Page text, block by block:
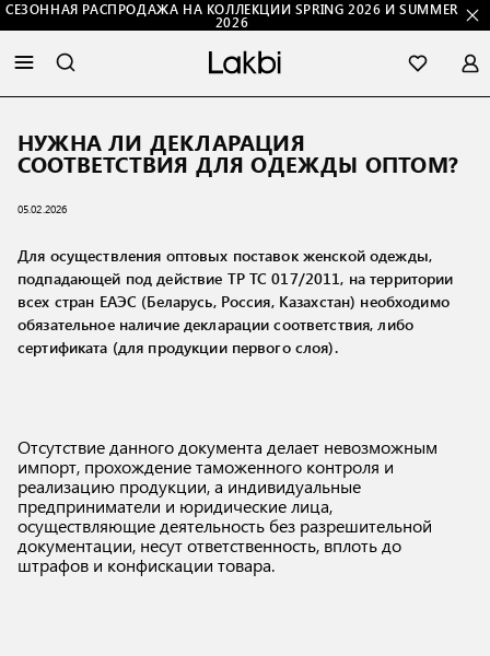
СЕЗОННАЯ РАСПРОДАЖА НА КОЛЛЕКЦИИ SPRING 2026 И SUMMER
2026
НУЖНА ЛИ ДЕКЛАРАЦИЯ
СООТВЕТСТВИЯ ДЛЯ ОДЕЖДЫ ОПТОМ?
05.02.2026
Для осуществления оптовых поставок женской одежды,
подпадающей под действие ТР ТС 017/2011, на территории
всех стран ЕАЭС (Беларусь, Россия, Казахстан) необходимо
обязательное наличие декларации соответствия, либо
сертификата (для продукции первого слоя).
Отсутствие данного документа делает невозможным
импорт, прохождение таможенного контроля и
реализацию продукции, а индивидуальные
предприниматели и юридические лица,
осуществляющие деятельность без разрешительной
документации, несут ответственность, вплоть до
штрафов и конфискации товара.